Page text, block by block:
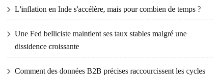
L'inflation en Inde s'accélère, mais pour combien de temps ?
Une Fed belliciste maintient ses taux stables malgré une
dissidence croissante
Comment des données B2B précises raccourcissent les cycles